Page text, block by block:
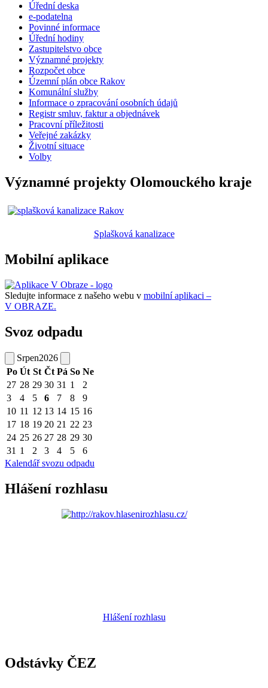
Úřední deska
e-podatelna
Povinné informace
Úřední hodiny
Zastupitelstvo obce
Významné projekty
Rozpočet obce
Územní plán obce Rakov
Komunální služby
Informace o zpracování osobních údajů
Registr smluv, faktur a objednávek
Pracovní příležitosti
Veřejné zakázky
Životní situace
Volby
Významné projekty Olomouckého kraje
Splašková kanalizace
Mobilní aplikace
Sledujte informace z našeho webu v mobilní aplikaci –
V OBRAZE.
Svoz odpadu
Srpen2026
Po Út St Čt Pá So Ne
27 28 29 30 31 1
2
3
4 5 6 7 8
9
10 11 12 13 14 15 16
17 18 19 20 21 22 23
24 25 26 27 28 29 30
31 1 2 3 4 5
6
Kalendář svozu odpadu
Hlášení rozhlasu
Hlášení rozhlasu
Odstávky ČEZ